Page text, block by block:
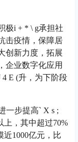
极i + * \ g承担社
击疫情，保障居
创新力度，拓展
企业数字化应用
4 E (升，为下阶段
一步提高` X s ;
上，其中超过70%
近1000亿元，比